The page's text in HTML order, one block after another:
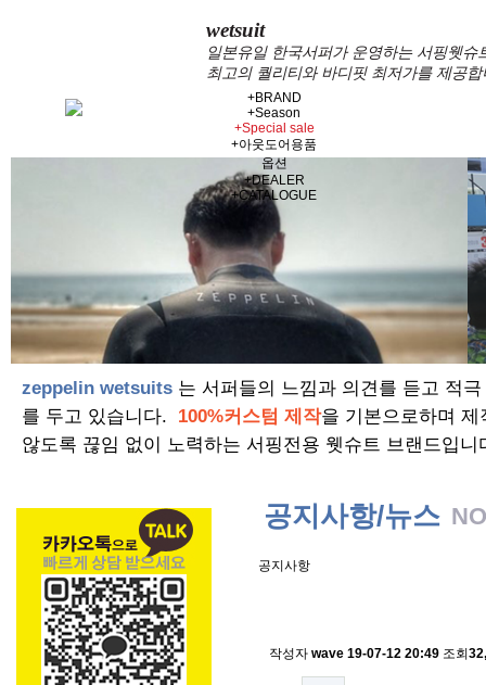
wetsuit
일본유일 한국서퍼가 운영하는 서핑웻
최고의 퀄리티와 바디핏 최저가를 제공합
+BRAND
+Season
+Special sale
+아웃도어용품
옵션
+DEALER
+CATALOGUE
zeppelin wetsuits 는 서퍼들의 느낌과 의견를 듣고 적
를 두고 있습니다. 100%커스텀 제작을 기본으로하며
않도록 끊임 없이 노력하는 서핑전용 웻슈트 브랜드입니
공지사항/뉴스
공지사항
작성자 wave 19-07-12 20:49 조회